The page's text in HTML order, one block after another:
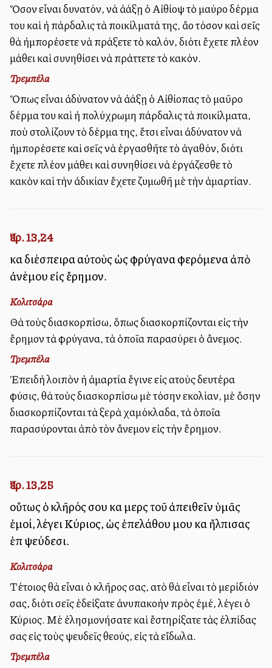
Ὅσον εἶναι δυνατόν, νὰ ἀλλάξῃ ὁ Αἰθίοψ τὸ μαύρο δέρμα
του καὶ ἡ πάρδαλις τὰ ποικίλματά της, ἄλλο τόσον καὶ σεῖς
θὰ ἠμπορέσετε νὰ πράξετε τὸ καλόν, διότι ἔχετε πλέον
μάθει καὶ συνηθίσει νὰ πράττετε τὸ κακόν.
Τρεμπέλα
Ὅπως εἶναι ἀδύνατον νὰ ἀλλάξῃ ὁ Αἰθίοπας τὸ μαῦρο
δέρμα του καὶ ἡ πολύχρωμη πάρδαλις τὰ ποικίλματα,
ποὺ στολίζουν τὸ δέρμα της, ἔτσι εἶναι ἀδύνατον νὰ
ἠμπορέσετε καὶ σεῖς νὰ ἐργασθῆτε τὸ ἀγαθόν, διότι
ἔχετε πλέον μάθει καὶ συνηθίσει νὰ ἐργάζεσθε τὸ
κακὸν καὶ τὴν ἀδικίαν ἔχετε ζυμωθῆ μὲ τὴν ἁμαρτίαν.
Ἰερ. 13,24
καὶ διέσπειρα αὐτοὺς ὡς φρύγανα φερόμενα ἀπὸ
ἀνέμου εἰς ἔρημον.
Κολιτσάρα
Θὰ τοὺς διασκορπίσω, ὅπως διασκορπίζονται εἰς τὴν
ἔρημον τὰ φρύγανα, τὰ ὁποῖα παρασύρει ὁ ἄνεμος.
Τρεμπέλα
Ἐπειδὴ λοιπὸν ἡ ἁμαρτία ἔγινε εἰς αὐτοὺς δευτέρα
φύσις, θὰ τοὺς διασκορπίσω μὲ τόσην εὐκολίαν, μὲ ὅσην
διασκορπίζονται τὰ ξερὰ χαμόκλαδα, τὰ ὁποῖα
παρασύρονται ἀπὸ τὸν ἄνεμον εἰς τὴν ἔρημον.
Ἰερ. 13,25
οὕτως ὁ κλῆρός σου καὶ μερὶς τοῦ ἀπειθεῖν ὑμᾶς
ἐμοί, λέγει Κύριος, ὡς ἐπελάθου μου καὶ ἤλπισας
ἐπὶ ψεύδεσι.
Κολιτσάρα
Τέτοιος θὰ εἶναι ὁ κλῆρος σας, αὐτὸ θὰ εἶναι τὸ μερίδιόν
σας, διότι σεῖς ἐδείξατε ἀνυπακοὴν πρὸς ἐμέ, λέγει ὁ
Κύριος. Μὲ ἐλησμονήσατε καὶ ἔστηρίξατε τὰς ἐλπίδας
σας εἰς τοὺς ψευδεῖς θεούς, εἰς τὰ εἴδωλα.
Τρεμπέλα